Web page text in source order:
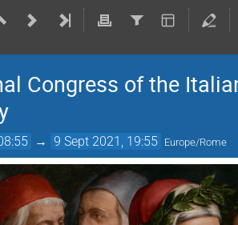
Congress of the
→ 9 Sept 2021, 19:55 Europe/Rome